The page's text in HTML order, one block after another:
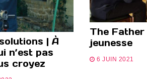
| À
n’est pas
croyez
The
jeunesse
6 JUIN 2021